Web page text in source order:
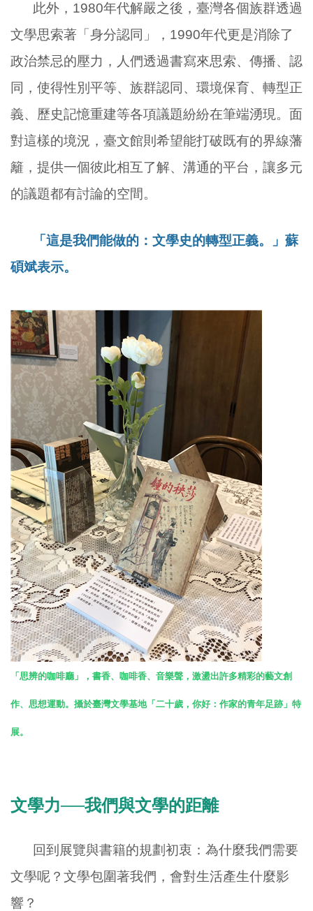
此外， 1980年代解嚴之後，臺灣各個族群透過
文學思索著「身分認同」， 1990年代更是消除了
政治禁忌的壓力，人們透過書寫來思索、傳播、認
同，使得性別平等、族群認同、環境保育、轉型正
義、歷史記憶重建等各項議題紛紛在筆端湧現。面
對這樣的境況，臺文館則希望能打破既有的界線藩
籬，提供一個彼此相互了解、溝通的平台，讓多元
的議題都有討論的空間。
「這是我們能做的：文學史的轉型正義。」蘇
碩斌表示。
「思辨的咖啡廳」，書香、咖啡香、音樂聲，激盪出許多精彩的藝文創
作、思想運動。攝於臺灣文學基地「二十歲，你好：作家的青年足跡」特
展。
文學力──我們與文學的距離
回到展覽與書籍的規劃初衷：為什麼我們需要
文學呢？文學包圍著我們，會對生活產生什麼影
響？